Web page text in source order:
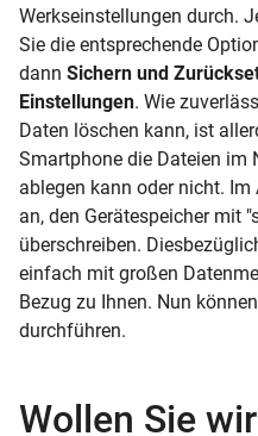
Werkseinstellungen durch.
Sie die entsprechende
dann Sichern und
Einstellungen. Wie
Daten löschen kann, ist
Smartphone die Dateien im
ablegen kann oder nicht.
an, den Gerätespeicher mit
überschreiben.
einfach mit großen
Bezug zu Ihnen. Nun
durchführen.
Wollen Sie